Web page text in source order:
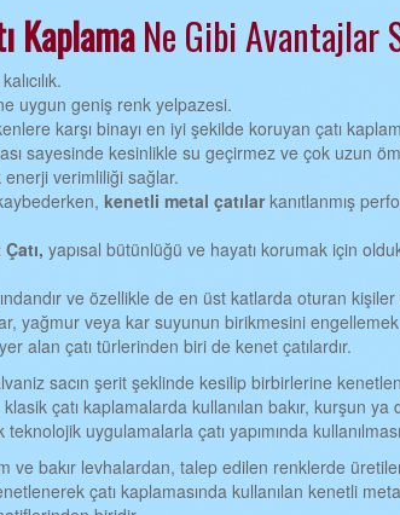
KaplamaNe Gibi Avantajlar
uygun geniş renk yelpazesi.
karşı binayı en iyi şekilde koruyan çatı
sayesinde kesinlikle su geçirmez ve çok uzun
enerji verimliliği sağlar.
kenetli metal çatılarkanıtlanmış
yapısal bütünlüğü ve hayatı korumak için
ve özellikle de en üst katlarda oturan kişiler
yağmur veya kar suyunun birikmesini
alan çatı türlerinden biri de kenet çatılardır.
sacın şerit şeklinde kesilip birbirlerine
çatı kaplamalarda kullanılan bakır, kurşun
uygulamalarla çatı yapımında
ve bakır levhalardan, talep edilen renklerde
çatı kaplamasında kullanılan kenetli